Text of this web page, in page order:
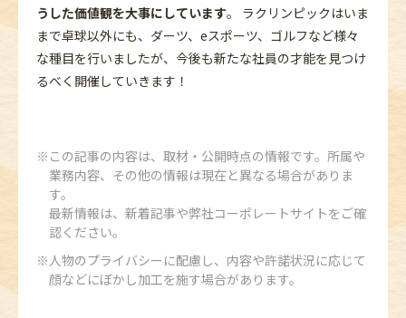
うした価値観を大事にしています。 ラクリンピックはいま
まで卓球以外にも、ダーツ、eスポーツ、ゴルフなど様々
な種目を行いましたが、今後も新たな社員の才能を見つけ
るべく開催していきます！
この記事の内容は、取材・公開時点の情報です。所属や
業務内容、その他の情報は現在と異なる場合がありま
す。
最新情報は、新着記事や弊社コーポレートサイトをご確
認ください。
人物のプライバシーに配慮し、内容や許諾状況に応じて
顔などにぼかし加工を施す場合があります。